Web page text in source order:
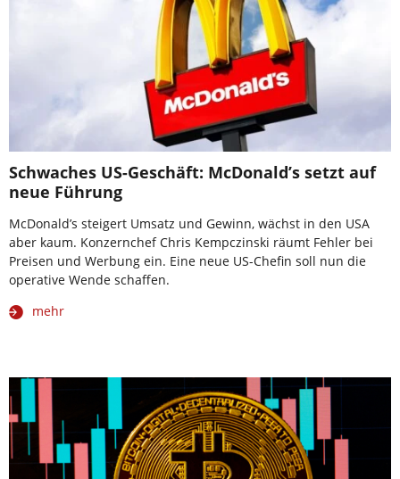
Schwaches US-Geschäft: McDonald’s setzt auf
neue Führung
McDonald’s steigert Umsatz und Gewinn, wächst in den USA
aber kaum. Konzernchef Chris Kempczinski räumt Fehler bei
Preisen und Werbung ein. Eine neue US-Chefin soll nun die
operative Wende schaffen.
mehr